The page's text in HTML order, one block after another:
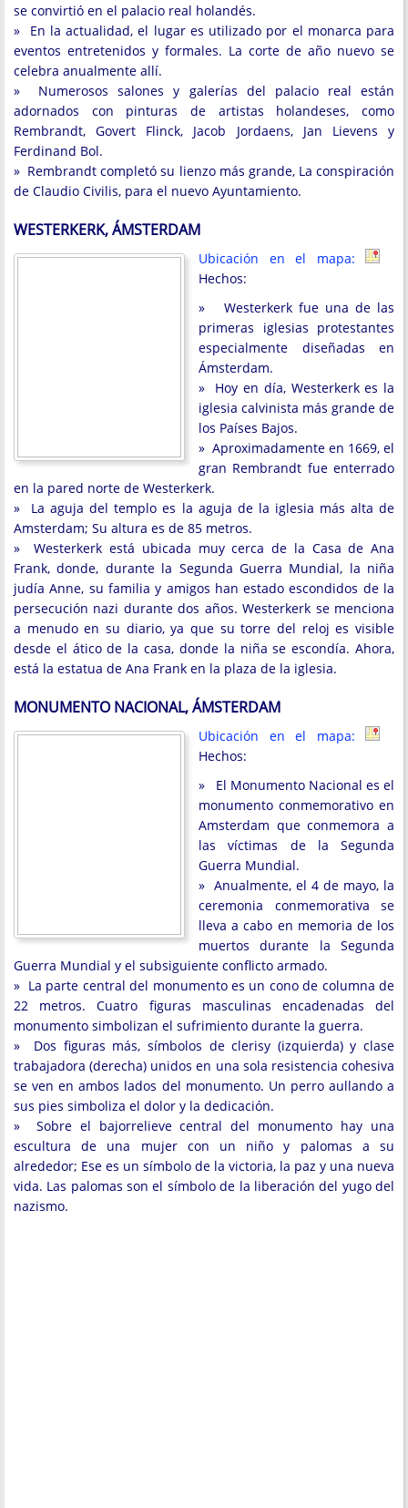
se convirtió en el palacio real holandés.
» En la actualidad, el lugar es utilizado por el monarca para
eventos entretenidos y formales. La corte de año nuevo se
celebra anualmente allí.
» Numerosos salones y galerías del palacio real están
adornados con pinturas de artistas holandeses, como
Rembrandt, Govert Flinck, Jacob Jordaens, Jan Lievens y
Ferdinand Bol.
» Rembrandt completó su lienzo más grande, La conspiración
de Claudio Civilis, para el nuevo Ayuntamiento.
WESTERKERK, ÁMSTERDAM
Ubicación en el mapa:
Hechos:
» Westerkerk fue una de las
primeras iglesias protestantes
especialmente diseñadas en
Ámsterdam.
» Hoy en día, Westerkerk es la
iglesia calvinista más grande de
los Países Bajos.
» Aproximadamente en 1669, el
gran Rembrandt fue enterrado
en la pared norte de Westerkerk.
» La aguja del templo es la aguja de la iglesia más alta de
Amsterdam; Su altura es de 85 metros.
» Westerkerk está ubicada muy cerca de la Casa de Ana
Frank, donde, durante la Segunda Guerra Mundial, la niña
judía Anne, su familia y amigos han estado escondidos de la
persecución nazi durante dos años. Westerkerk se menciona
a menudo en su diario, ya que su torre del reloj es visible
desde el ático de la casa, donde la niña se escondía. Ahora,
está la estatua de Ana Frank en la plaza de la iglesia.
MONUMENTO NACIONAL, ÁMSTERDAM
Ubicación en el mapa:
Hechos:
» El Monumento Nacional es el
monumento conmemorativo en
Amsterdam que conmemora a
las víctimas de la Segunda
Guerra Mundial.
» Anualmente, el 4 de mayo, la
ceremonia conmemorativa se
lleva a cabo en memoria de los
muertos durante la Segunda
Guerra Mundial y el subsiguiente conflicto armado.
» La parte central del monumento es un cono de columna de
22 metros. Cuatro figuras masculinas encadenadas del
monumento simbolizan el sufrimiento durante la guerra.
» Dos figuras más, símbolos de clerisy (izquierda) y clase
trabajadora (derecha) unidos en una sola resistencia cohesiva
se ven en ambos lados del monumento. Un perro aullando a
sus pies simboliza el dolor y la dedicación.
» Sobre el bajorrelieve central del monumento hay una
escultura de una mujer con un niño y palomas a su
alrededor; Ese es un símbolo de la victoria, la paz y una nueva
vida. Las palomas son el símbolo de la liberación del yugo del
nazismo.